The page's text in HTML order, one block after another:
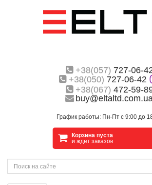
+38(057) 727-06-
+38(050) 727-06-42
+38(067) 472-59-
График работы: Пн-Пт с 9:00 до
Корзина пуста
и ждет заказов